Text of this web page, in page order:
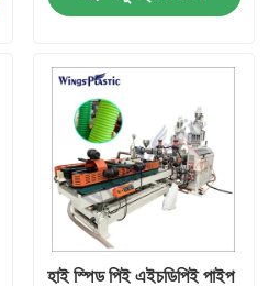
হাই স্পিড পিই এইচডিপিই পাইপ